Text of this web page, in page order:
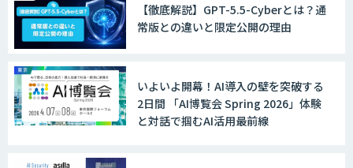
【徹底解説】GPT-5.5-Cyberとは？通
常版との違いと限定公開の理由
いよいよ開幕！AI導入の壁を突破する
2日間 「AI博覧会 Spring 2026」体験
と対話で掴むAI活用最前線